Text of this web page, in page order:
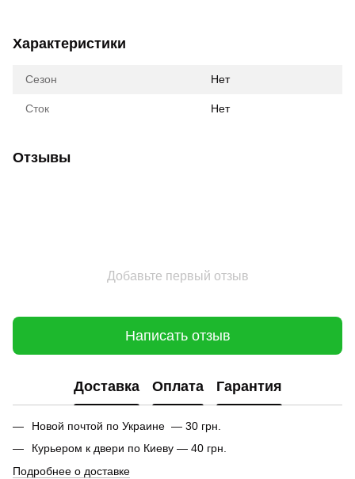
Характеристики
Сезон Нет
Сток Нет
Отзывы
Добавьте первый отзыв
Написать отзыв
Доставка Оплата Гарантия
Новой почтой по Украине — 30 грн.
Курьером к двери по Киеву — 40 грн.
Подробнее о доставке